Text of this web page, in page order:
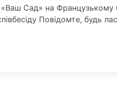
«Ваш Сад» на
Повідомте, будь